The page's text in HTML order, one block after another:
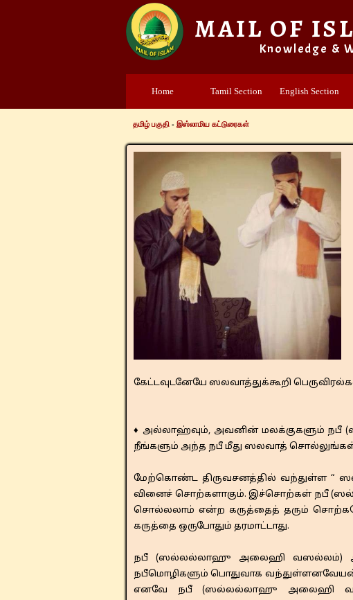
Home Tamil Section English Section
MAIL OF
Knowledge &
கேட்டவுடனேயே ஸலவாத்துக்கூறி
♦ அல்லாஹ்வும், அவனின் மலக்குகளும் நபீ
நீங்களும் அந்த நபீ மீது ஸலவாத்
மேற்கொண்ட திருவசனத்தில் வந்துள்ள “
வினைச் சொற்களாகும். இச்சொற்கள் நபீ
சொல்லலாம் என்ற கருத்தைத் தரும்
கருத்தை ஒருபோதும் தரமாட்டாது.
நபீ (ஸல்லல்லாஹு அலைஹி வஸல்லம்)
நபீமொழிகளும் பொதுவாக
எனவே நபீ (ஸல்லல்லாஹு அலைஹி
தமிழ் பகுதி-இஸ்லாமிய கட்டுரைகள்